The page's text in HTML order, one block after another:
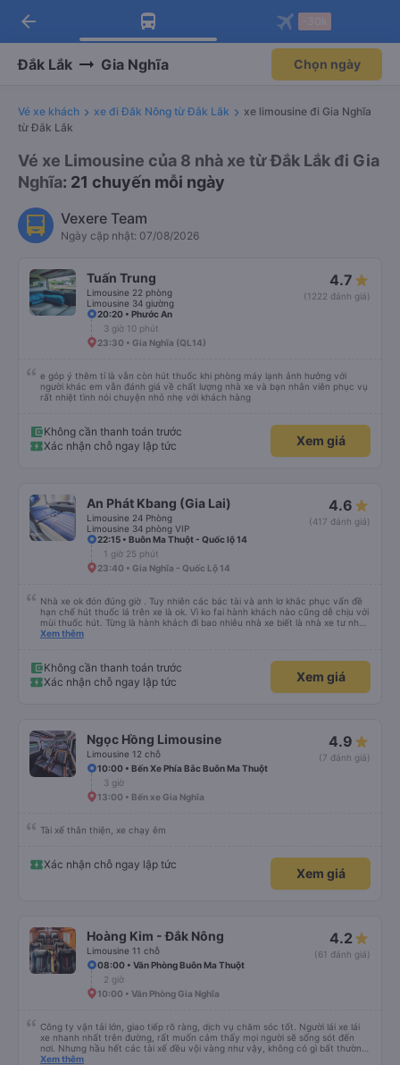
Tải app Vexere ngay!
Nhận ưu đãi thành viên độc
Mở app
Tải app Vexere
-30k/ghế khi đặt vé máy bay qua
Mở app
arrow_back
Đắk Lắk Gia Nghĩa Chọn ngày
Vé xe khách xe đi Đăk Nông từ Đắk Lắk
xe limousine đi Gia Nghĩa
từ Đắk Lắk
Vé xe Limousine của 8 nhà xe từ Đắk Lắk đi Gia
Nghĩa: 21 chuyến mỗi ngày
Vexere Team
Ngày cập nhật: 07/08/2026
Tuấn Trung
Limousine 22 phòng
Limousine 34 giường
4.7
(1222 đánh giá)
20:20 • Phước An
3 giờ 10 phút
23:30 • Gia Nghĩa (QL14)
e góp ý thêm tí là vẫn còn hút thuốc khi phòng máy lạnh ảnh hưởng với
người khác em vẫn đánh giá về chất lượng nhà xe và bạn nhân viên phục vụ
rất nhiệt tình nói chuyện nhỏ nhẹ với khách hàng
Không cần thanh toán trước
Xác nhận chỗ ngay lập tức
Xem giá
An Phát Kbang (Gia Lai)
Limousine 24 Phòng
Limousine 34 phòng VIP
4.6
(417 đánh giá)
22:15 • Buôn Ma Thuột - Quốc lộ 14
1 giờ 25 phút
23:40 • Gia Nghĩa - Quốc Lộ 14
Nhà xe ok đón đúng giờ . Tuy nhiên các bác tài và anh lơ khắc phục vấn đề
hạn chế hút thuốc lá trên xe là ok. Vì ko fai hành khách nào cũng dễ chịu với
mùi thuốc hút. Từng là hành khách đi bao nhiêu nhà xe biết là nhà xe tư nhân
, nhưng hãy theo cách vận hành của Phương Trang Busline, từ tổng đài cho
Xem thêm
Không cần thanh toán trước
Xác nhận chỗ ngay lập tức
Xem giá
Ngọc Hồng Limousine
Limousine 12 chỗ
4.9
(7 đánh giá)
10:00 • Bến Xe Phía Bắc Buôn Ma Thuột
3 giờ
13:00 • Bến xe Gia Nghĩa
Tài xế thân thiện, xe chạy êm
Xác nhận chỗ ngay lập tức
Xem giá
Hoàng Kim - Đắk Nông
Limousine 11 chỗ
4.2
(61 đánh giá)
08:00 • Văn Phòng Buôn Ma Thuột
2 giờ
10:00 • Văn Phòng Gia Nghĩa
Công ty vận tải lớn, giao tiếp rõ ràng, dịch vụ chăm sóc tốt. Người lái xe lái
xe nhanh nhất trên đường, rất muốn cảm thấy mọi người sẽ sống sót đến
nơi. Nhưng hầu hết các tài xế đều vội vàng như vậy, không có gì bất thường
cả.
Xem thêm